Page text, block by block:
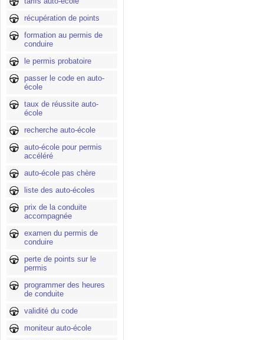
récupération de points
formation au permis de
conduire
le permis probatoire
passer le code en auto-
école
taux de réussite auto-
école
recherche auto-école
auto-école pour permis
accéléré
auto-école pas chère
liste des auto-écoles
prix de la conduite
accompagnée
examen du permis de
conduire
perte de points sur le
permis
programmer des heures
de conduite
validité du code
moniteur auto-école